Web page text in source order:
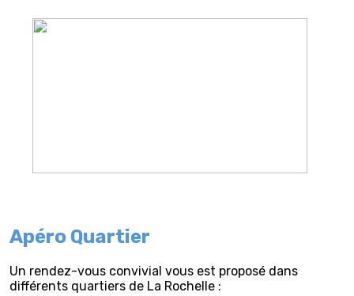
Apéro Quartier
Un rendez-vous convivial vous est proposé dans
différents quartiers de La Rochelle :